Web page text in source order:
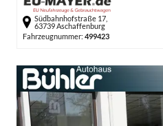
Südbahnhofstraße 17,
63739 Aschaffenburg
Fahrzeugnummer: 499423